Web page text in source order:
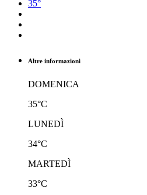
35°
Altre informazioni
DOMENICA
35°C
LUNEDÌ
34°C
MARTEDÌ
33°C